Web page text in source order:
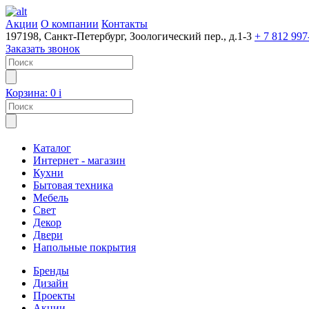
Акции О компании Контакты
197198, Санкт-Петербург, Зоологический пер., д.1-3 + 7 812
Заказать звонок
Корзина: 0 i
Каталог
Интернет - магазин
Кухни
Бытовая техника
Мебель
Свет
Декор
Двери
Напольные покрытия
Бренды
Дизайн
Проекты